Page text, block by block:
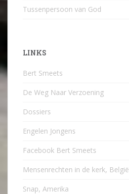
Tussenpersoon van God
LINKS
Bert Smeets
De Weg Naar Verzoening
Dossiers
Engelen Jongens
Facebook Bert Smeets
Mensenrechten in de kerk, België
Snap, Amerika